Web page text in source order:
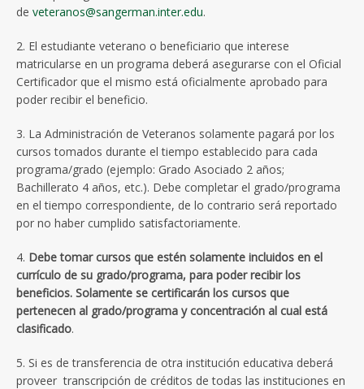
de veteranos@sangerman.inter.edu.
2. El estudiante veterano o beneficiario que interese
matricularse en un programa deberá asegurarse con el Oficial
Certificador que el mismo está oficialmente aprobado para
poder recibir el beneficio.
3. La Administración de Veteranos solamente pagará por los
cursos tomados durante el tiempo establecido para cada
programa/grado (ejemplo: Grado Asociado 2 años;
Bachillerato 4 años, etc.). Debe completar el grado/programa
en el tiempo correspondiente, de lo contrario será reportado
por no haber cumplido satisfactoriamente.
4. Debe tomar cursos que estén solamente incluidos en el
currículo de su grado/programa, para poder recibir los
beneficios. Solamente se certificarán los cursos que
pertenecen al grado/programa y concentración al cual está
clasificado.
5. Si es de transferencia de otra institución educativa deberá
proveer transcripción de créditos de todas las instituciones en